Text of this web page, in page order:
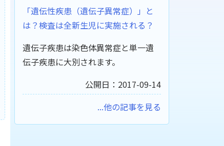
「遺伝性疾患（遺伝子異常症）」と
は？検査は全新生児に実施される？
遺伝子疾患は染色体異常症と単一遺
伝子疾患に大別されます。
公開日：2017-09-14
...他の記事を見る